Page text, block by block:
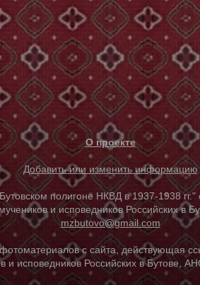
О проекте
Добавить или изменить информацию
полигоне НКВД в 1937-1938 гг."
и исповедников Российских в
mzbutovo@gmail.com
с сайта, действующая
исповедников Российских в Бутове,